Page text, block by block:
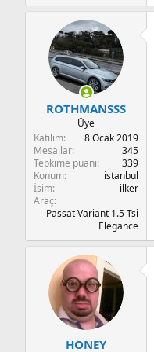
ROTHMANSSS
Üye
Katılım
8 Ocak 2019
Mesajlar
345
Tepkime puanı
339
Konum
istanbul
İsim
ilker
Araç
Passat Variant 1.5 Tsi
Elegance
HONEY